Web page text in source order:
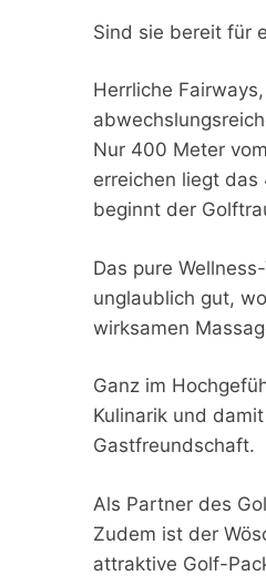
Sind sie bereit für
Herrliche
Nur 400 Meter
erreichen liegt das
beginnt der
Das pure
unglaublich gut,
wirksamen
Ganz im
Kulinarik und
Gastfreundschaft.
Als Partner des
Zudem ist der
attraktive Golf-